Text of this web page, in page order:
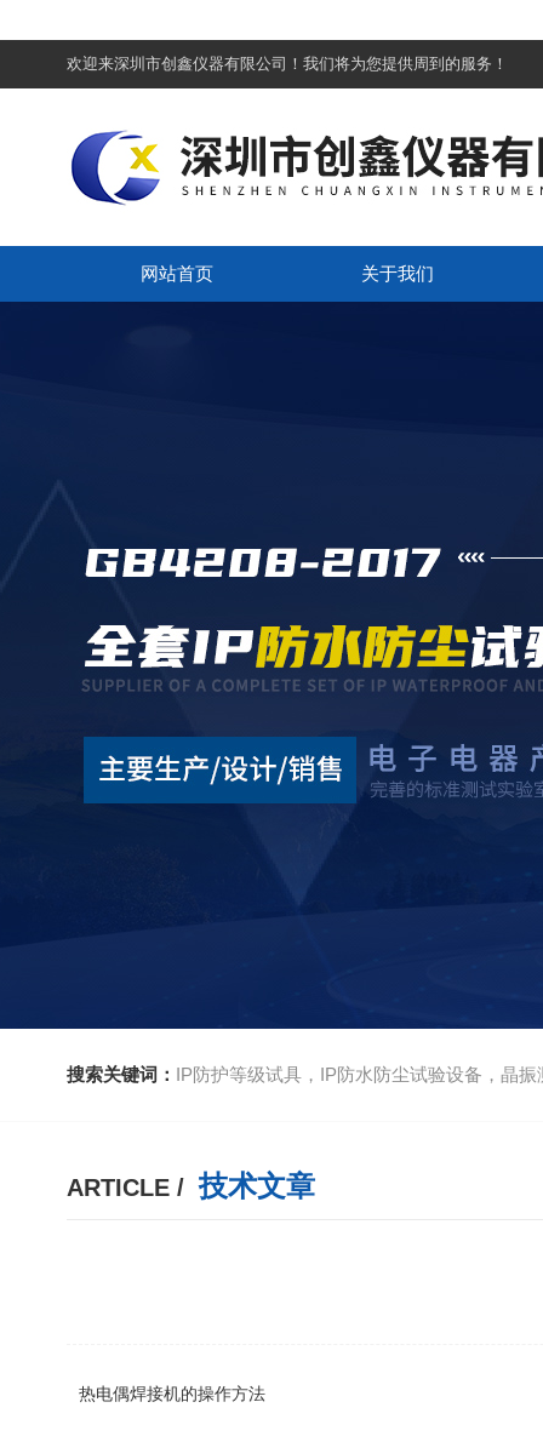
欢迎来深圳市创鑫仪器有限公司！我们将为您提供周到的服务！
网站首页 关于我们
搜索关键词： IP防护等级试具，IP防水防尘试验设备，晶振
ARTICLE / 技术文章
热电偶焊接机的操作方法